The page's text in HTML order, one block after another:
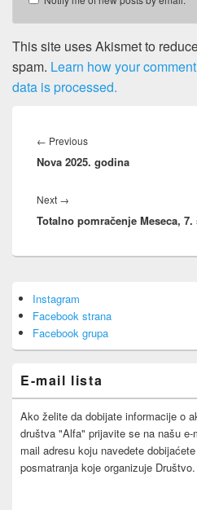
This site uses Akismet to
spam. Learn how your comment
data is processed.
navigation
← PreviousPrevious
post:
Nova 2025. godina
Next →
post:
Totalno pomračenje Meseca, 7.
Sidebar
Widget
Area
Instagram
Facebook strana
Facebook grupa
E-mail lista
Ako želite da dobijate informacije o
društva "Alfa" prijavite se na našu
mail adresu koju navedete
posmatranja koje organizuje Društvo.